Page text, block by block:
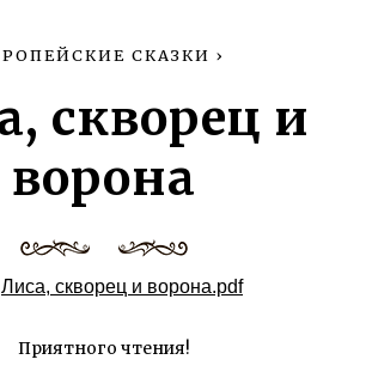
СКАЗКИ ›
скворец и
ворона
Лиса, скворец и ворона.pdf
Приятного чтения!